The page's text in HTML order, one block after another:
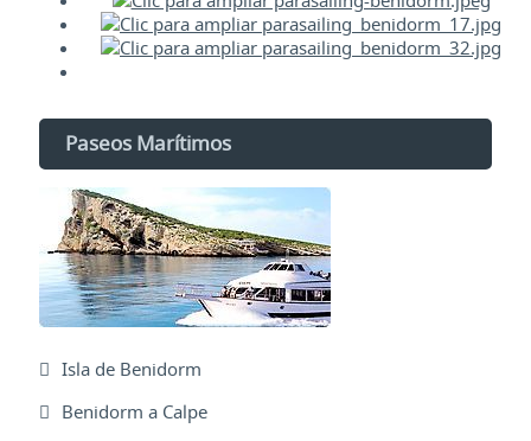
Paseos Marítimos
Isla de Benidorm
Benidorm a Calpe